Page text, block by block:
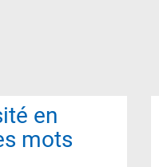
en
mots